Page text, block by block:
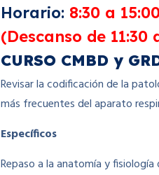
Horario: 8:30 a
(Descanso de 11:30
CURSO CMBD y
Revisar la codificación de la
más frecuentes del aparato
Específicos
Repaso a la anatomía y